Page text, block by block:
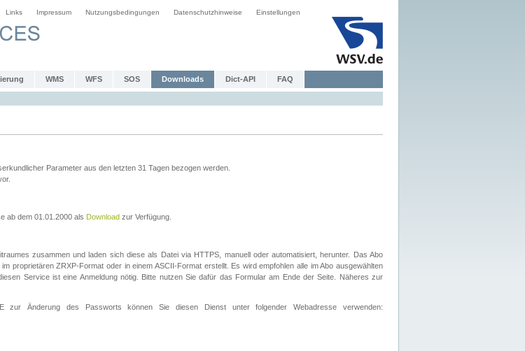
Links Impressum Nutzungsbedingungen Datenschutzhinweise Einstellungen
WMS WFS SOS Downloads Dict-API FAQ
Parameter aus den letzten 31 Tagen bezogen werden.
ab dem 01.01.2000 als Download zur Verfügung.
zusammen und laden sich diese als Datei via HTTPS, manuell oder automatisiert, herunter. Das Abo
proprietären ZRXP-Format oder in einem ASCII-Format erstellt. Es wird empfohlen alle im Abo ausgewählten
Service ist eine Anmeldung nötig. Bitte nutzen Sie dafür das Formular am Ende der Seite. Näheres zur
zur Änderung des Passworts können Sie diesen Dienst unter folgender Webadresse verwenden: